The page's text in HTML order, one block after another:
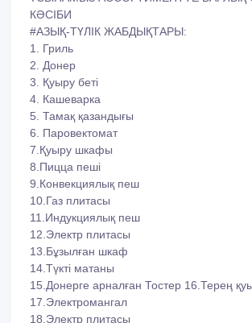
КӘСІБИ
#АЗЫҚ-ТҮЛІК ЖАБДЫҚТАРЫ:
1. Гриль
2. Донер
3. Қуыру беті
4. Кашеварка
5. Тамақ қазандығы
6. Паровектомат
7.Қуыру шкафы
8.Пицца пеші
9.Конвекциялық пеш
10.Газ плитасы
11.Индукциялық пеш
12.Электр плитасы
13.Бұзылған шкаф
14.Түкті матаны
15.Донерге арналған Тостер 16.Терең
17.Электромангал
18.Электр плитасы